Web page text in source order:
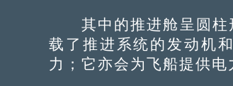
其中的推进舱呈圆柱
载了推进系统的发动机
力；它亦会为飞船提供电